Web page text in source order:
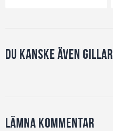
Du kanske även gillar
Lämna kommentar